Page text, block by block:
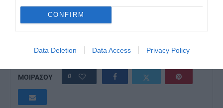
CONFIRM
Data Deletion Data Access Privacy Policy
ΜΟΙΡΑΣΟΥ 0